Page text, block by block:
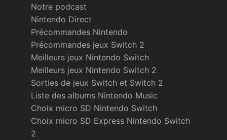
Notre podcast
Nintendo Direct
Précommandes Nintendo
Précommandes jeux Switch 2
Meilleurs jeux Nintendo Switch
Meilleurs jeux Nintendo Switch 2
Sorties de jeux Switch et Switch 2
Liste des albums Nintendo Music
Choix micro SD Nintendo Switch
Choix micro SD Express Nintendo Switch
2